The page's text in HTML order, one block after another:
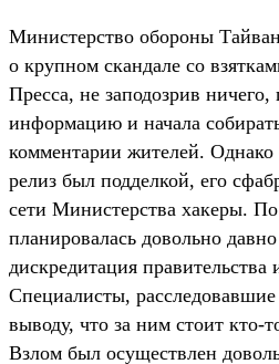
Министерство обороны
о крупном скандале со
Пресса, не заподозрив ничего,
информацию и начала
комментарии жителей. Однако
релиз был подделкой, его
сети Министерства хакеры.
планировалась довольно
дискредитация правительства
Специалисты,
выводу, что за ним стоит кто-
Взлом был осуществлен